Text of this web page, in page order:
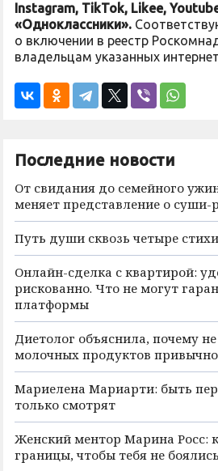
Instagram, TikTok, Likee,
«Одноклассники».
о включении в реестр
владельцам указанных
Последние новости
От свидания до семейного
меняет представление о суши-
Путь души сквозь четыре
Онлайн-сделка с квартирой:
рискованно. Что не могут
платформы
Диетолог объяснила, почему
молочных продуктов
Мариелена Мариарти: быть
только смотрят
Женский ментор Марина Росс:
границы, чтобы тебя не